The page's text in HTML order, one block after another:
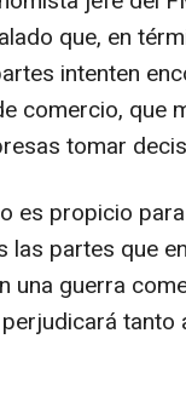
que, en
intenten
comercio, que
tomar
es propicio
las partes que
una guerra